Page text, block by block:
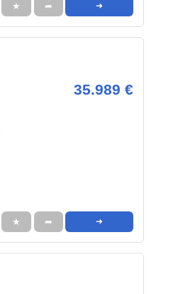
★ ➦ ➜
35.989 €
★ ➦ ➜